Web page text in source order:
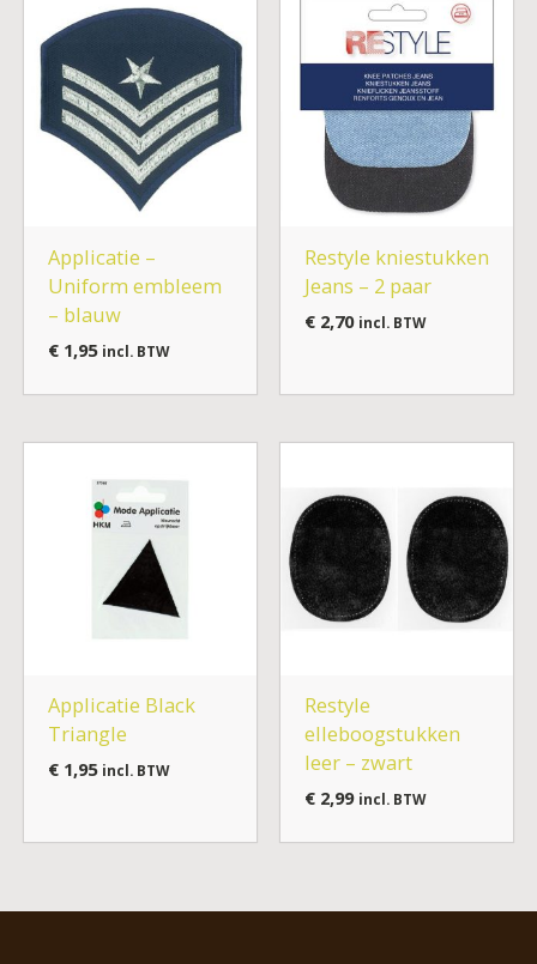
Applicatie –
Uniform embleem
– blauw
€1,95 incl. BTW
Restyle kniestukken
Jeans – 2 paar
€2,70 incl. BTW
Applicatie Black
Triangle
€1,95 incl. BTW
Restyle
elleboogstukken
leer – zwart
€2,99 incl. BTW